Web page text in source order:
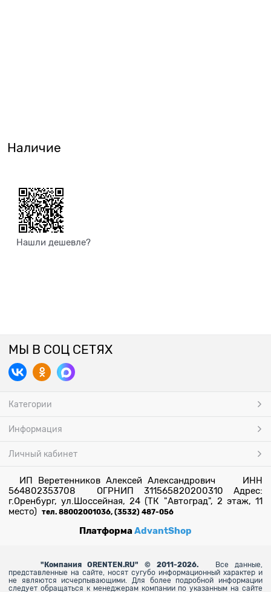
Наличие
Нашли дешевле?
МЫ В СОЦ СЕТЯХ
Категории
Информация
Личный кабинет
ИП Веретенников Алексей Александрович ИНН
564802353708 ОГРНИП 311565820200310 Адрес:
г.Оренбург, ул.Шоссейная, 24 (ТК "Автоград", 2 этаж, 11
место) тел. 88002001036, (3532) 487-056
ПлатформаAdvantShop
" Компания ORENTEN.RU" © 2011-2026.
Все данные,
представленные на сайте, носят сугубо информационный характер и
не являются исчерпывающими. Для более подробной информации
следует обращаться к менеджерам компании по указанным на сайте